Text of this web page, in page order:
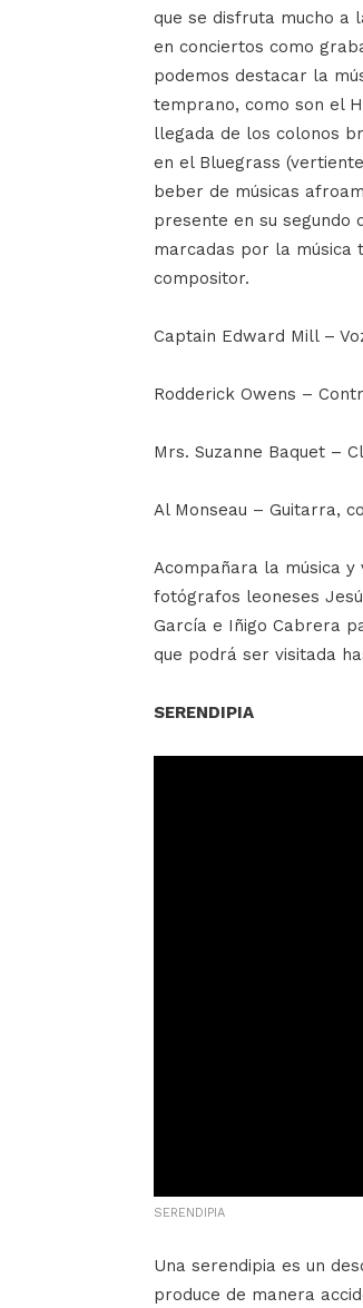
que se disfruta mucho a
en conciertos como
podemos destacar la
temprano, como son el
llegada de los colonos
en el Bluegrass
beber de músicas
presente en su segundo
marcadas por la música
compositor.
Captain Edward Mill –
Rodderick Owens –
Mrs. Suzanne Baquet –
Al Monseau – Guitarra,
Acompañara la música
fotógrafos leoneses
García e Iñigo Cabrera
que podrá ser visitada
SERENDIPIA
SERENDIPIA
Una serendipia es un
produce de manera